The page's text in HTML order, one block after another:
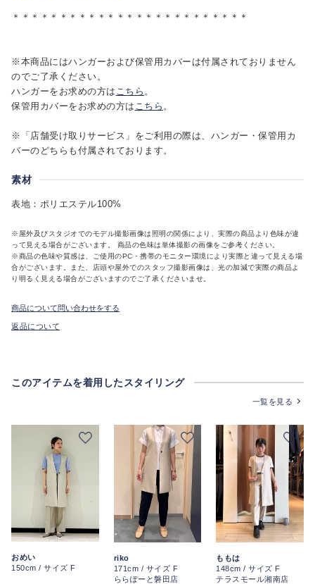
＊＊＊＊＊＊＊＊＊＊＊＊＊＊＊＊＊＊＊＊＊＊＊＊＊
※本商品にはハンガーおよび保管用カバーは付属されておりません
のでご了承ください。
ハンガーをお求めの方は こちら 。
保管用カバーをお求めの方は こちら 。
※「店舗受け取りサービス」をご利用の際は、ハンガー・保管用カ
バーのどちらも付属されております。
素材
表地：ポリエステル100%
※屋外及びスタジオでのモデル撮影画像は照明の関係により、実際の商品より色味が違
って見える場合がございます。 商品の色味は単体撮影の画像をご参考ください。
※商品の色味や質感は、ご使用のPC・携帯のモニター環境により実際と違って見える場
合がございます。また、店頭や屋外でのスタッフ撮影画像は、光の加減で実際の商品よ
り明るく見える場合がございますのでご了承くださいませ。
商品について問い合わせをする
返品について
このアイテムを着用したスタイリング
一覧を見る
おめい
150cm / サイズ F
riko
171cm / サイズ F
ららぽーと磐田店
ももは
148cm / サイズ F
テラスモール湘南店